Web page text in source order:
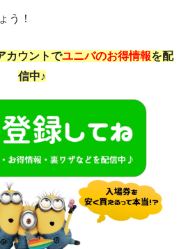
う！
カウントでユニバのお得情報を配
信中♪